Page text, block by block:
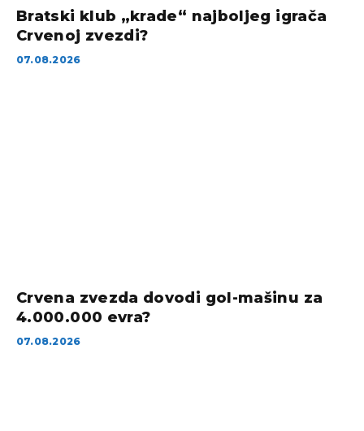
Bratski klub „krade“ najboljeg igrača
Crvenoj zvezdi?
07.08.2026
Crvena zvezda dovodi gol-mašinu za
4.000.000 evra?
07.08.2026